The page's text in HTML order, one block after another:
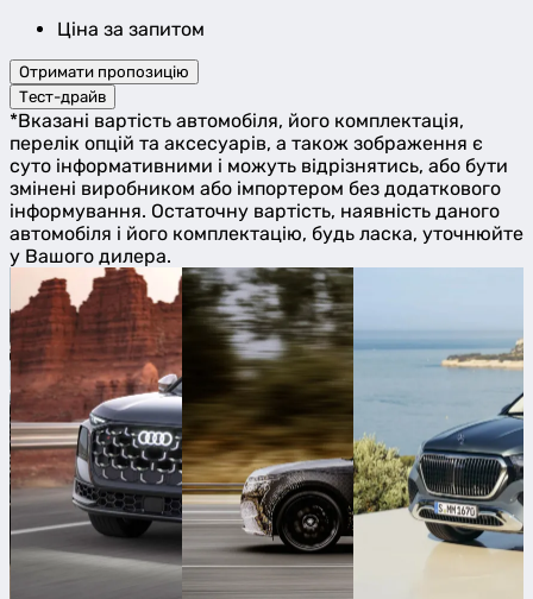
Ціна за запитом
Отримати пропозицію
Тест-драйв
*Вказані вартість автомобіля, його комплектація,
перелік опцій та аксесуарів, а також зображення є
суто інформативними і можуть відрізнятись, або бути
змінені виробником або імпортером без додаткового
інформування. Остаточну вартість, наявність даного
автомобіля і його комплектацію, будь ласка, уточнюйте
у Вашого дилера.